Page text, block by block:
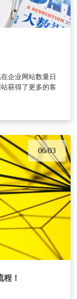
企业网站数量日
获得了更多的客
06/03
！